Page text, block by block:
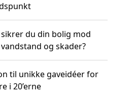
du din bolig mod
og skader?
til unikke gaveidéer for
i 20’erne